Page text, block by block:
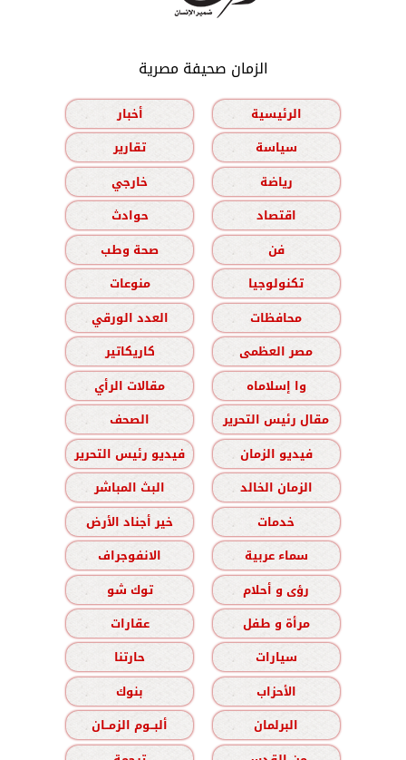
الزمان صحيفة مصرية
الرئيسية
أخبار
سياسة
تقارير
رياضة
خارجي
اقتصاد
حوادث
فن
صحة وطب
تكنولوجيا
منوعات
محافظات
العدد الورقي
مصر العظمى
كاريكاتير
وا إسلاماه
مقالات الرأي
مقال رئيس التحرير
الصحف
فيديو الزمان
فيديو رئيس التحرير
الزمان الخالد
البث المباشر
خدمات
خير أجناد الأرض
سماء عربية
الانفوجراف
رؤى و أحلام
توك شو
مرأة و طفل
عقارات
سيارات
حارتنا
الأحزاب
بنوك
البرلمان
ألبــوم الزمــان